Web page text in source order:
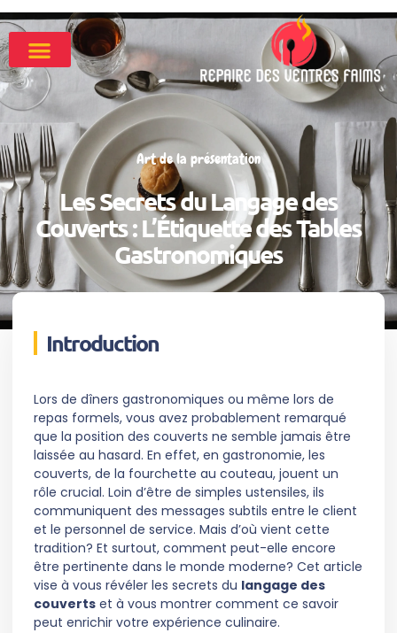
Art de la présentation
Les Secrets du Langage des
Couverts : L’Étiquette des Tables
Gastronomiques
Introduction
Lors de dîners gastronomiques ou même lors de
repas formels, vous avez probablement remarqué
que la position des couverts ne semble jamais être
laissée au hasard. En effet, en gastronomie, les
couverts, de la fourchette au couteau, jouent un
rôle crucial. Loin d’être de simples ustensiles, ils
communiquent des messages subtils entre le client
et le personnel de service. Mais d’où vient cette
tradition? Et surtout, comment peut-elle encore
être pertinente dans le monde moderne? Cet article
vise à vous révéler les secrets du langage des
couverts et à vous montrer comment ce savoir
peut enrichir votre expérience culinaire.